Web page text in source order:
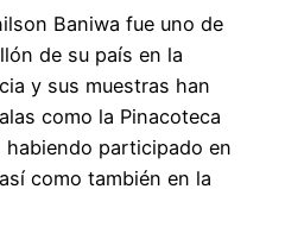
Baniwa fue uno de
de su país en la
y sus muestras han
como la Pinacoteca
habiendo participado en
como también en la